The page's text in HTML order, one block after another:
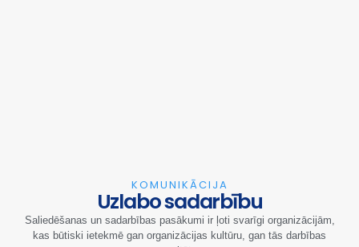
KOMUNIKĀCIJA
Uzlabo sadarbību
Saliedēšanas un sadarbības pasākumi ir ļoti svarīgi organizācijām,
kas būtiski ietekmē gan organizācijas kultūru, gan tās darbības